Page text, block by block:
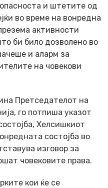
и штетите од
во време на вонредна
активности
би било дозволено во
и аларм за
на човекови
Претседателот на
го потпиша указот
Хелсишкиот
состојба во
изговор за
човековите права.
кои ќе се